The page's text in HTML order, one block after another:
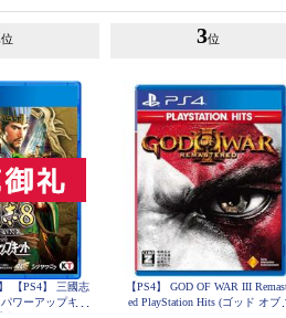
位
【PS4】 三國志
ワーアップキッ
3位
【PS4】 GOD OF WAR III
ed PlayStation Hits (ゴッド オブ